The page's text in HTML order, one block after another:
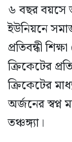
৬ বছর বয়সে
ইউনিয়নে
প্রতিবন্ধী
ক্রিকেটের
ক্রিকেটের
অর্জনের
তঞ্চঙ্গ্যা।